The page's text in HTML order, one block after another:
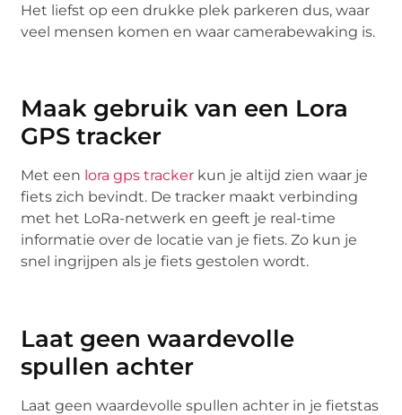
Het liefst op een drukke plek parkeren dus, waar
veel mensen komen en waar camerabewaking is.
Maak gebruik van een Lora
GPS tracker
Met een lora gps tracker kun je altijd zien waar je
fiets zich bevindt. De tracker maakt verbinding
met het LoRa-netwerk en geeft je real-time
informatie over de locatie van je fiets. Zo kun je
snel ingrijpen als je fiets gestolen wordt.
Laat geen waardevolle
spullen achter
Laat geen waardevolle spullen achter in je fietstas